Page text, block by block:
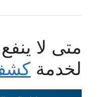
متى لا
لخدمة